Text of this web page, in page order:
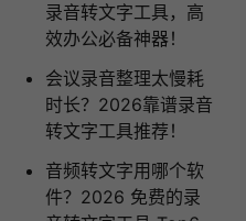
录音转文字工具，高
效办公必备神器！
会议录音整理太慢耗
时长？2026靠谱录音
转文字工具推荐！
音频转文字用哪个软
件？2026 免费的录